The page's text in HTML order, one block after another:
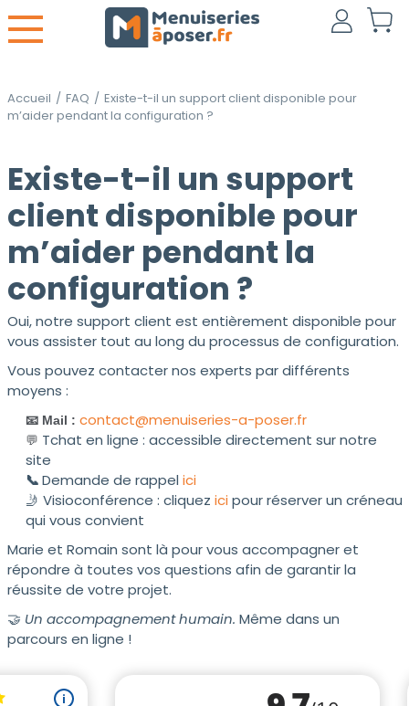
Accueil / FAQ / Existe-t-il un support client disponible pour
m’aider pendant la configuration ?
Existe-t-il un support
client disponible pour
m’aider pendant la
configuration ?
Oui, notre support client est entièrement disponible pour
vous assister tout au long du processus de configuration.
Vous pouvez contacter nos experts par différents
moyens :
📧 Mail : contact@menuiseries-a-poser.fr
💬 Tchat en ligne : accessible directement sur notre
site
📞Demande de rappel ici
🤳 Visioconférence : cliquez ici pour réserver un créneau
qui vous convient
Marie et Romain sont là pour vous accompagner et
répondre à toutes vos questions afin de garantir la
réussite de votre projet.
🤝 Un accompagnement humain. Même dans un
parcours en ligne !